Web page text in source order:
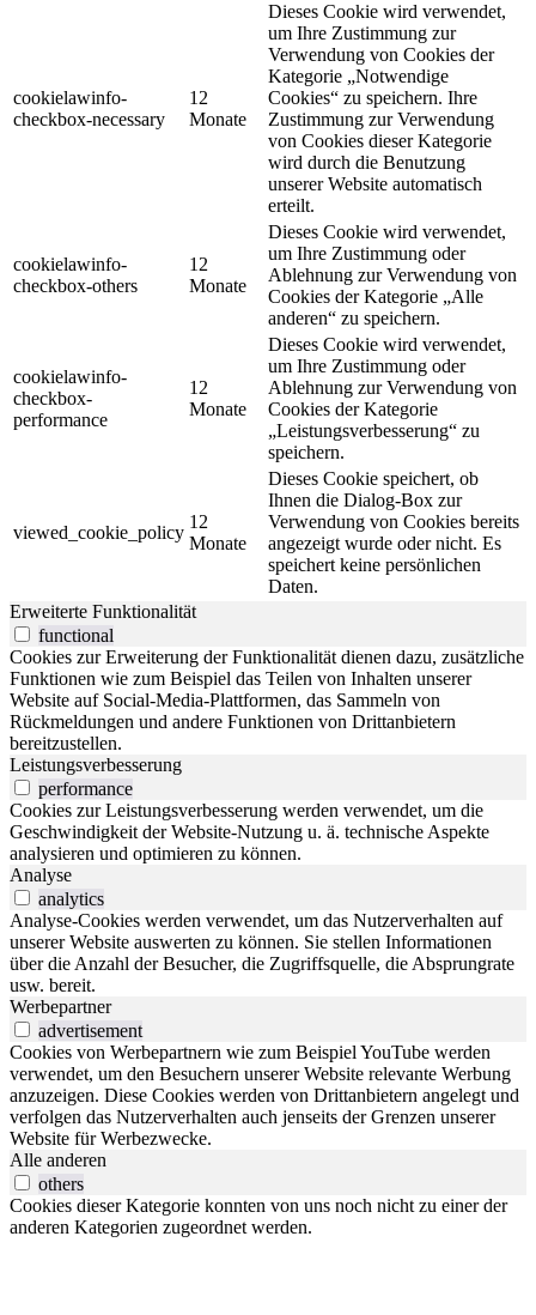
cookielawinfo-
checkbox-necessary
12
Monate
Dieses Cookie wird verwendet,
um Ihre Zustimmung zur
Verwendung von Cookies der
Kategorie „Notwendige
Cookies“ zu speichern. Ihre
Zustimmung zur Verwendung
von Cookies dieser Kategorie
wird durch die Benutzung
unserer Website automatisch
erteilt.
cookielawinfo-
checkbox-others
12
Monate
Dieses Cookie wird verwendet,
um Ihre Zustimmung oder
Ablehnung zur Verwendung von
Cookies der Kategorie „Alle
anderen“ zu speichern.
cookielawinfo-
checkbox-
performance
12
Monate
Dieses Cookie wird verwendet,
um Ihre Zustimmung oder
Ablehnung zur Verwendung von
Cookies der Kategorie
„Leistungsverbesserung“ zu
speichern.
viewed_cookie_policy
12
Monate
Dieses Cookie speichert, ob
Ihnen die Dialog-Box zur
Verwendung von Cookies bereits
angezeigt wurde oder nicht. Es
speichert keine persönlichen
Daten.
Erweiterte Funktionalität
functional
Cookies zur Erweiterung der Funktionalität dienen dazu, zusätzliche
Funktionen wie zum Beispiel das Teilen von Inhalten unserer
Website auf Social-Media-Plattformen, das Sammeln von
Rückmeldungen und andere Funktionen von Drittanbietern
bereitzustellen.
Leistungsverbesserung
performance
Cookies zur Leistungsverbesserung werden verwendet, um die
Geschwindigkeit der Website-Nutzung u. ä. technische Aspekte
analysieren und optimieren zu können.
Analyse
analytics
Analyse-Cookies werden verwendet, um das Nutzerverhalten auf
unserer Website auswerten zu können. Sie stellen Informationen
über die Anzahl der Besucher, die Zugriffsquelle, die Absprungrate
usw. bereit.
Werbepartner
advertisement
Cookies von Werbepartnern wie zum Beispiel YouTube werden
verwendet, um den Besuchern unserer Website relevante Werbung
anzuzeigen. Diese Cookies werden von Drittanbietern angelegt und
verfolgen das Nutzerverhalten auch jenseits der Grenzen unserer
Website für Werbezwecke.
Alle anderen
others
Cookies dieser Kategorie konnten von uns noch nicht zu einer der
anderen Kategorien zugeordnet werden.